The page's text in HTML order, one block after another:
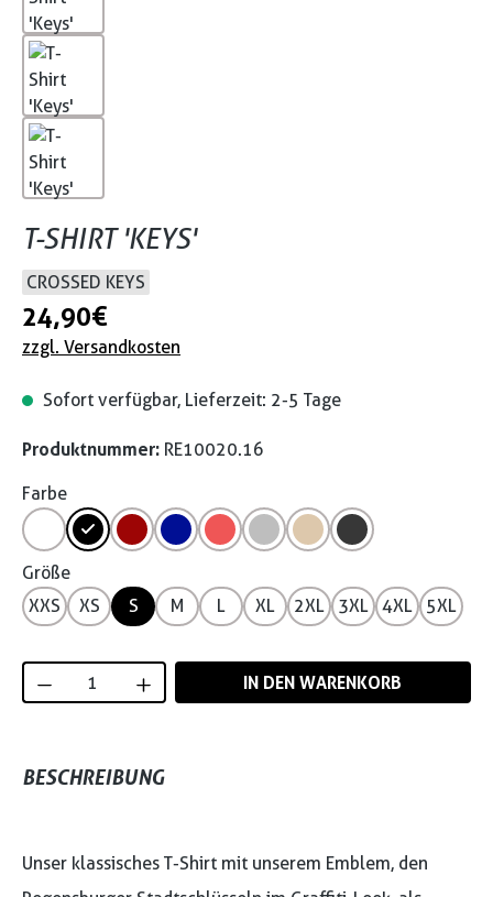
T-SHIRT 'KEYS'
CROSSED KEYS
24,90 €
zzgl. Versandkosten
Sofort verfügbar, Lieferzeit: 2-5 Tage
Produktnummer: RE10020.16
Farbe
Größe
XXS
XS S M L XL 2XL 3XL 4XL 5XL
Produkt Anzahl: Gib den gewünschten
IN DEN WARENKORB
BESCHREIBUNG
Unser klassisches T-Shirt mit unserem Emblem, den